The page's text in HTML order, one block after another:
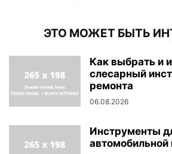
ЭТО МОЖЕТ БЫТЬ
Как выбрать и
слесарный
ремонта
06.08.2026
Инструменты
автомобильной